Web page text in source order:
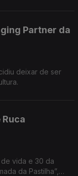
Partner da
deixar de ser
vida e 30 da
da Pastilha”,